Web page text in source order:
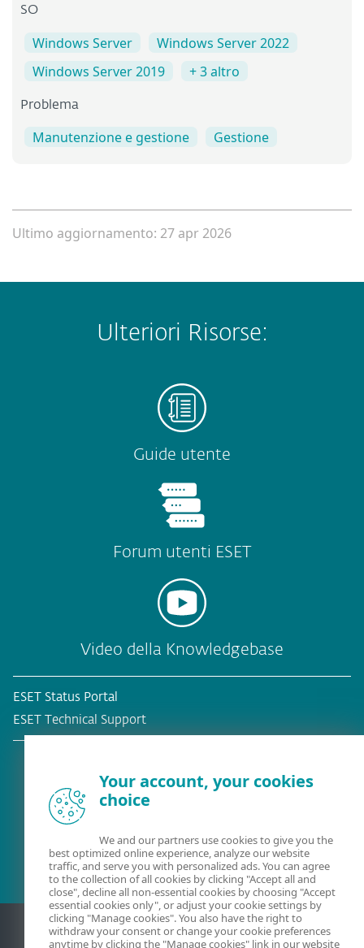
SO
Windows Server
Windows Server 2022
Windows Server 2019
+ 3 altro
Problema
Manutenzione e gestione Gestione
Ultimo aggiornamento: 27 apr 2026
Ulteriori Risorse:
Guide utente
Forum utenti ESET
Video della Knowledgebase
ESET Status Portal
ESET Technical Support
Your account, your cookies
choice
We and our partners use cookies to give you the
best optimized online experience, analyze our website
traffic, and serve you with personalized ads. You can agree
to the collection of all cookies by clicking "Accept all and
close", decline all non-essential cookies by choosing "Accept
essential cookies only", or adjust your cookie settings by
clicking "Manage cookies". You also have the right to
withdraw your consent or change your cookie preferences
anytime by clicking the "Manage cookies" link in our website